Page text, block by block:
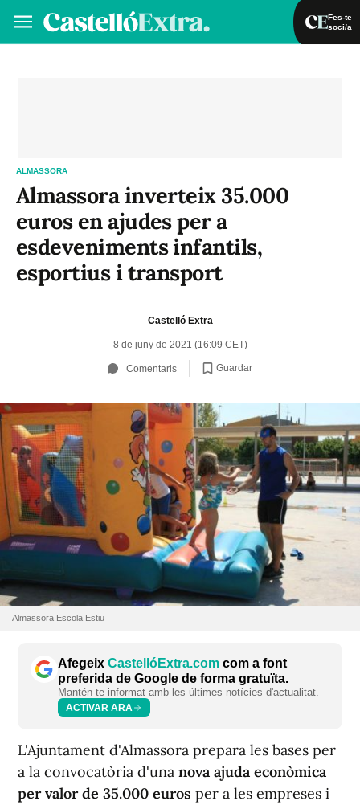
Fes-te
soci/a
ALMASSORA
Almassora inverteix 35.000
euros en ajudes per a
esdeveniments infantils,
esportius i transport
Castelló Extra
8 de juny de 2021 (16:09 CET)
Comentaris Guardar
Almassora Escola Estiu
Afegeix CastellóExtra.com com a font
preferida de Google de forma gratuïta.
Mantén-te informat amb les últimes notícies d'actualitat.
ACTIVAR ARA
L'Ajuntament d'Almassora prepara les bases per
a la convocatòria d'una nova ajuda econòmica
per valor de 35.000 euros per a les empreses i